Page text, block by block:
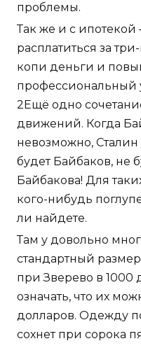
проблемы.
Так же и с
расплатиться за
копи деньги и
профессиональный
2Ещё одно
движений. Когда
невозможно, Сталин
будет Байбаков, не
Байбакова! Для
кого-нибудь
ли найдете.
Там у довольно
стандартный
при Зверево в 1000
означать, что их
долларов. Одежду
сохнет при сорока